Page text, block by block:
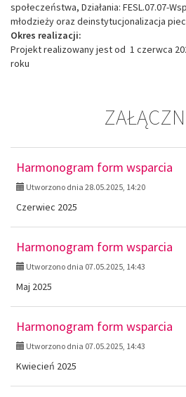
społeczeństwa, Działania: FESL.07.07-
młodzieży oraz deinstytucjonalizacja
Okres realizacji:
Projekt realizowany jest od 1 czerwca
roku
Harmonogram form wsparcia
Utworzono dnia 28.05.2025, 14:20
Czerwiec 2025
Harmonogram form wsparcia
Utworzono dnia 07.05.2025, 14:43
Maj 2025
Harmonogram form wsparcia
Utworzono dnia 07.05.2025, 14:43
Kwiecień 2025